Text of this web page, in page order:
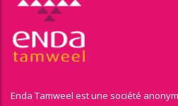
Enda Tamweel est une société